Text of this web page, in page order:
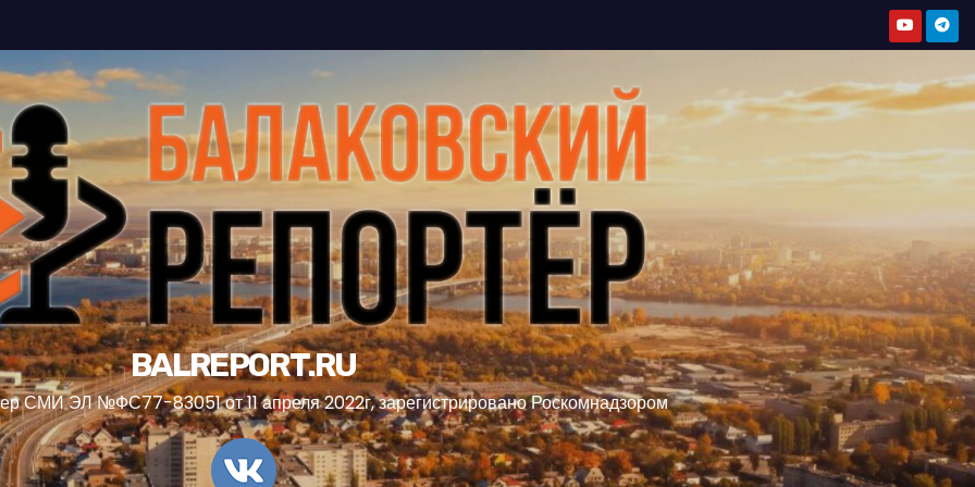
BALREPORT.RU
СМИ ЭЛ №ФС77-83051 от 11 апреля 2022г, зарегистрировано Роскомнадзором